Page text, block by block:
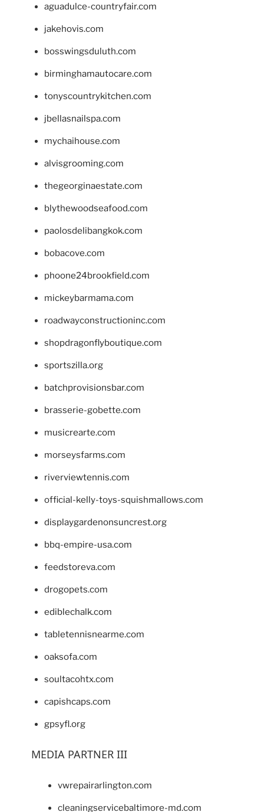
aguadulce-countryfair.com
jakehovis.com
bosswingsduluth.com
birminghamautocare.com
tonyscountrykitchen.com
jbellasnailspa.com
mychaihouse.com
alvisgrooming.com
thegeorginaestate.com
blythewoodseafood.com
paolosdelibangkok.com
bobacove.com
phoone24brookfield.com
mickeybarmama.com
roadwayconstructioninc.com
shopdragonflyboutique.com
sportszilla.org
batchprovisionsbar.com
brasserie-gobette.com
musicrearte.com
morseysfarms.com
riverviewtennis.com
official-kelly-toys-squishmallows.com
displaygardenonsuncrest.org
bbq-empire-usa.com
feedstoreva.com
drogopets.com
ediblechalk.com
tabletennisnearme.com
oaksofa.com
soultacohtx.com
capishcaps.com
gpsyfl.org
MEDIA PARTNER III
vwrepairarlington.com
cleaningservicebaltimore-md.com